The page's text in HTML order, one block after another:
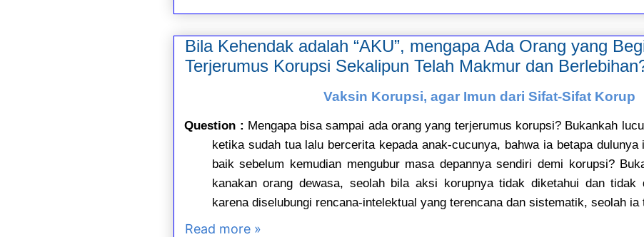
Bila Kehendak adalah “AKU”, mengapa Ada Orang yang
Terjerumus Korupsi Sekalipun Telah Makmur dan
Vaksin Korupsi, agar Imun dari Sifat-Sifat Korup
Question : Mengapa bisa sampai ada orang yang terjerumus korupsi? Bukankah
ketika sudah tua lalu bercerita kepada anak-cucunya, bahwa ia betapa dulunya
baik sebelum kemudian mengubur masa depannya sendiri demi korupsi?
kanakan orang dewasa, seolah bila aksi korupnya tidak diketahui dan tidak
karena diselubungi rencana-intelektual yang terencana dan sistematik, seolah
Read more »